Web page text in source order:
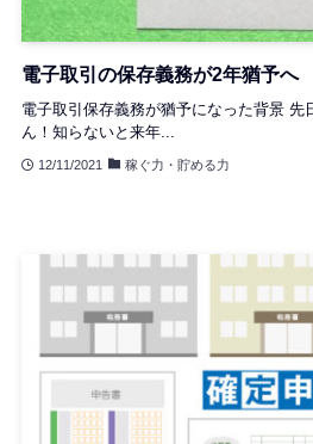
電子取引の保存義務が2年猶予へ
電子取引保存義務が猶予になった背景 先
ん！知らないと来年...
12/11/2021 稼ぐ力・貯める力